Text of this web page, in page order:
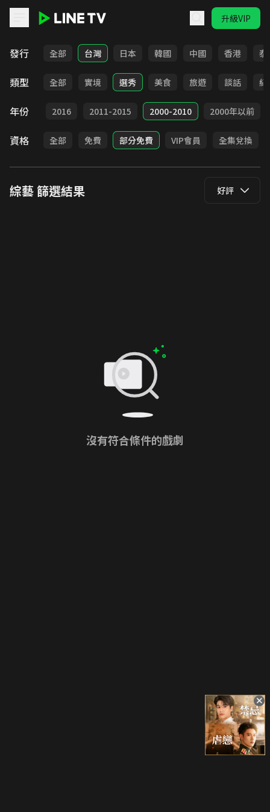
升級VIP
發行 全部 台灣 日本 韓國 中國 香港 泰
類型 全部 實境 選秀 美食 旅遊 談話 紀
年份
2017 2016 2011-2015 2000-2010 2000年以前
資格 全部 免費 部分免費 VIP會員 全集兌換
綜藝篩選結果 好評
沒有符合條件的戲劇